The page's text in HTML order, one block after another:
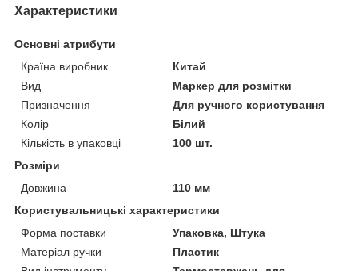
Характеристики
Основні атрибути
Країна виробник
Китай
Вид
Маркер для розмітки
Призначення
Для ручного користування
Колір
Білий
Кількість в упаковці
100 шт.
Розміри
Довжина
110 мм
Користувальницькі характеристики
Форма поставки
Упаковка, Штука
Матеріал ручки
Пластик